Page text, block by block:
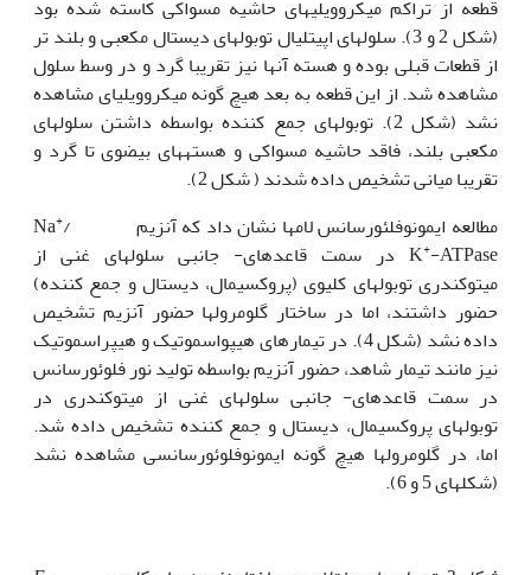
قطعه از تراکم میکروویلی‏های حاشیه مسواکی کاسته شده بود
(شکل 2 و 3). سلول‏های اپیتلیال توبول‏های دیستال مکعبی و بلند تر
از قطعات قبلی بوده و هسته آنها نیز تقریبا گرد و در وسط سلول
مشاهده شد. از این قطعه به بعد هیچ گونه میکروویلی‏ای مشاهده
نشد (شکل 2). توبول‏های جمع کننده بواسطه داشتن سلول‏های
مکعبی بلند، فاقد حاشیه مسواکی و هسته‏های بیضوی تا گرد و
تقریبا میانی تشخیص داده شدند ( شکل 2).
مطالعه ایمونوفلئورسانس لام‏ها نشان داد که آنزیم Na
+/
K+
-ATPase در سمت قاعده‏ای- جانبی سلول‏های غنی از
میتوکندری توبول‏های کلیوی (پروکسیمال، دیستال و جمع کننده)
حضور داشتند، اما در ساختار گلومرول‏ها حضور آنزیم تشخیص
داده نشد (شکل 4). در تیمارهای هیپواسموتیک و هیپراسموتیک
نیز مانند تیمار شاهد، حضور آنزیم بواسطه تولید نور فلوئورسانس
در سمت قاعده‏ای- جانبی سلول‏های غنی از میتوکندری در
توبول‏های پروکسیمال، دیستال و جمع کننده تشخیص داده شد.
اما، در گلومرول‏ها هیچ گونه ایمونوفلوئورسانسی مشاهده نشد
(شکل‏های 5 و 6).